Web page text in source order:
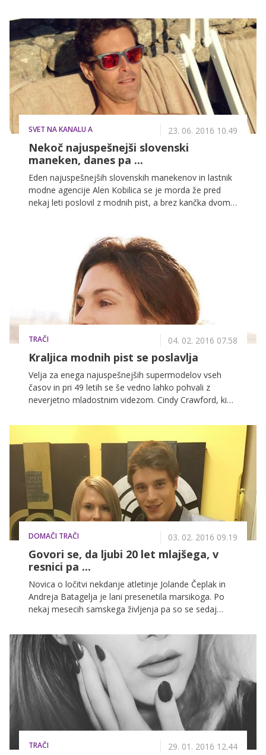
na svetu.
SVET NA KANALU A 23. 06. 2016 10.49
Nekoč najuspešnejši slovenski
maneken, danes pa ...
Eden najuspešnejših slovenskih manekenov in lastnik
modne agencije Alen Kobilica se je morda že pred
nekaj leti poslovil z modnih pist, a brez kančka dvoma
fotografije, ki jih Alen deli na svojem družbenem
omrežju in na njih razkazuje svoje izklesano telo.
TRAČI 04. 02. 2016 07.58
Kraljica modnih pist se poslavlja
Velja za enega najuspešnejših supermodelov vseh
časov in pri 49 letih se še vedno lahko pohvali z
neverjetno mladostnim videzom. Cindy Crawford, ki
preselila v poslovne vode, je pred nekaj dnevi
izjemno uspešno manekensko kariero. To bo storila
20. februarja, ko bo praznovala abrahama, kot razlog
za svojo odločitev pa je navedla dejstvo, da se ne želi
nikomur več dokazovati.
DOMAČI TRAČI 03. 02. 2016 09.19
Govori se, da ljubi 20 let mlajšega, v
resnici pa ...
Novica o ločitvi nekdanje atletinje Jolande Čeplak in
Andreja Batagelja je lani presenetila marsikoga. Po
nekaj mesecih samskega življenja pa so se sedaj
20 let mlajši maneken Nac Visočnik.
TRAČI 29. 01. 2016 12.44